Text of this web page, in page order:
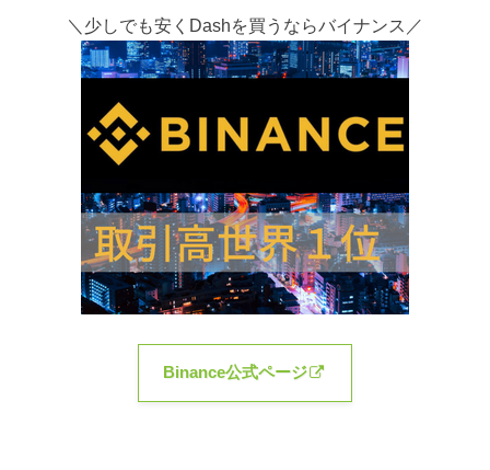
＼少しでも安くDashを買うならバイナンス／
Binance公式ページ